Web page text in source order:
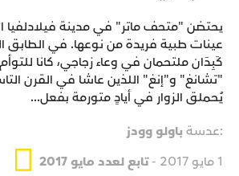
يحتضن "متحف ماتر" في مدينة فيلادلفيا
عينات طبية فريدة من نوعها. في
كَبِدَان ملتحمان في وعاء زجاجي، كانا
"تشانغ" و"إنغ" اللذين عاشا في القرن
يُحملق الزوار في أيادٍ متورمة بفعل...
:عدسة باولو وودز
1 مايو 2017 -
تابع لعدد مايو 2017